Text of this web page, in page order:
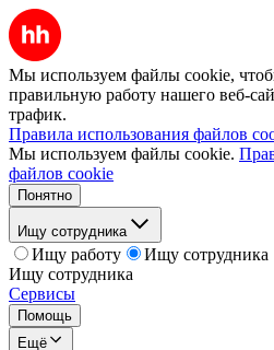
Мы используем файлы cookie,
правильную работу нашего веб-
трафик.
Правила использования файлов
Мы используем файлы cookie.
файлов cookie
Понятно
Ищу сотрудника
Ищу работу
Ищу сотрудника
Ищу сотрудника
Сервисы
Помощь
Ещё